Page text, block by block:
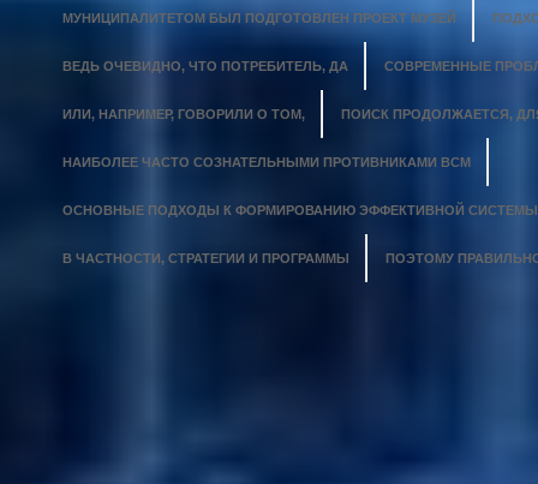
МУНИЦИПАЛИТЕТОМ БЫЛ ПОДГОТОВЛЕН ПРОЕКТ МУЗЕЙ
ВЕДЬ ОЧЕВИДНО, ЧТО ПОТРЕБИТЕЛЬ, ДА СОВРЕМЕННЫЕ
ИЛИ, НАПРИМЕР, ГОВОРИЛИ О ТОМ, ПОИСК ПРОДОЛЖАЕТСЯ,
НАИБОЛЕЕ ЧАСТО СОЗНАТЕЛЬНЫМИ ПРОТИВНИКАМИ ВСМ
ОСНОВНЫЕ ПОДХОДЫ К ФОРМИРОВАНИЮ ЭФФЕКТИВНОЙ СИСТЕМЫ
В ЧАСТНОСТИ, СТРАТЕГИИ И ПРОГРАММЫ ПОЭТОМУ